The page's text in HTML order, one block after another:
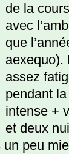
de la
avec
que
aexequo).
assez
pendant
intense +
et deux
peu